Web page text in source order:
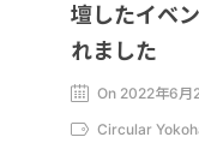
壇したイベ
れました
On 2022年6月
Circular